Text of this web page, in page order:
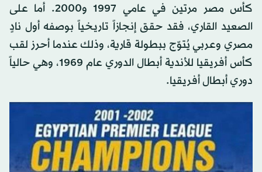
كأس مصر مرتين في عامي 1997 و2000. أما على
الصعيد القاري، فقد حقق إنجازاً تاريخياً بوصفه أول نادٍ
مصري وعربي يُتوّج ببطولة قارية، وذلك عندما أحرز لقب
كأس أفريقيا للأندية أبطال الدوري عام 1969، وهي حالياً
دوري أبطال أفريقيا.